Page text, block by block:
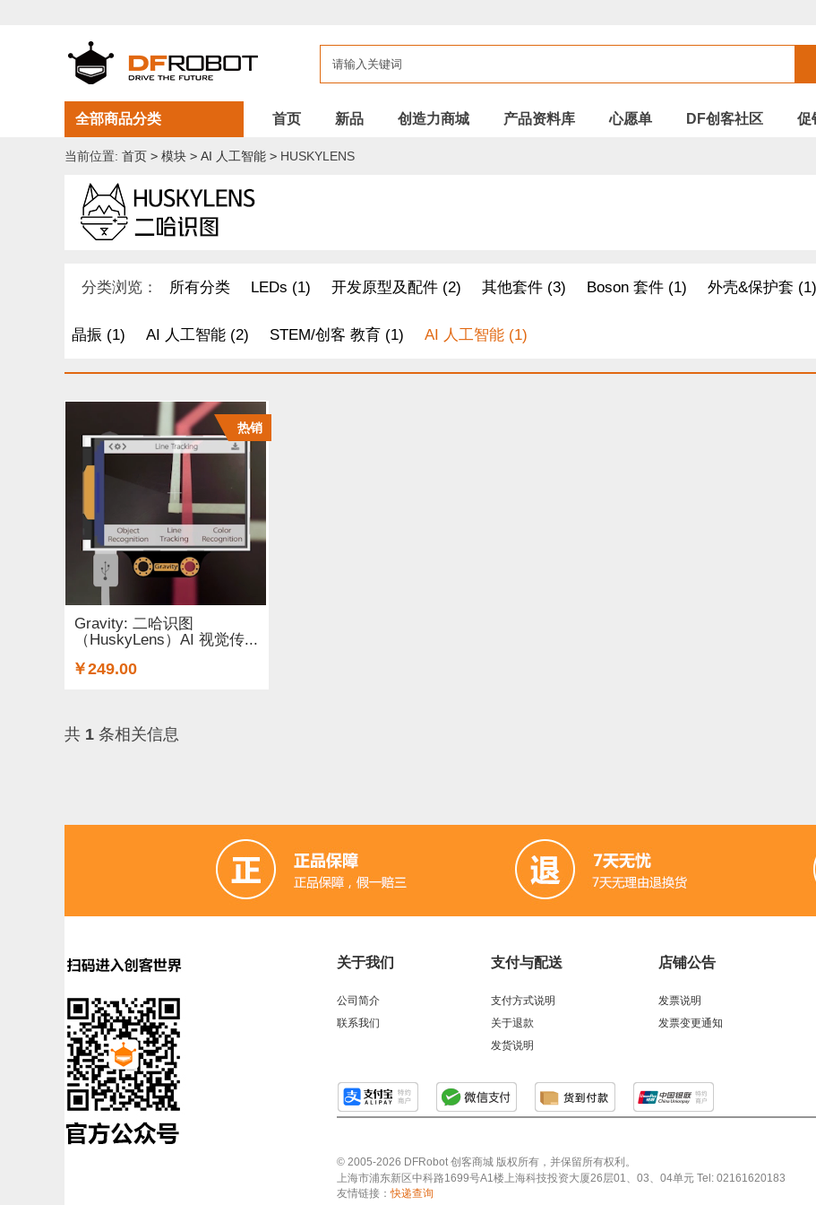
全部商品分类 首页 新品 创造力商城 产品资料库 心愿单 DF创客社区 促
当前位置: 首页 > 模块 > AI 人工智能 > HUSKYLENS
分类浏览： 所有分类 LEDs (1) 开发原型及配件 (2) 其他套件 (3) Boson 套件 (1) 外壳&保护套 (1)
晶振 (1) AI 人工智能 (2) STEM/创客 教育 (1) AI 人工智能 (1)
Gravity: 二哈识图
（HuskyLens）AI 视觉传...
￥249.00
热销
共 1 条相关信息
关于我们
公司简介
联系我们
支付与配送
支付方式说明
关于退款
发货说明
店铺公告
发票说明
发票变更通知
© 2005-2026 DFRobot 创客商城 版权所有，并保留所有权利。
上海市浦东新区中科路1699号A1楼上海科技投资大厦26层01、03、04单元 Tel: 02161620183
友情链接：快递查询